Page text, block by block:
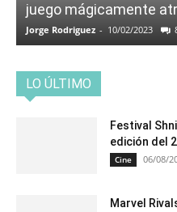
juego mágicamente
Jorge Rodriguez - 10/02/2023
LO ÚLTIMO
Festival
edición del
Cine 06/08/
Marvel